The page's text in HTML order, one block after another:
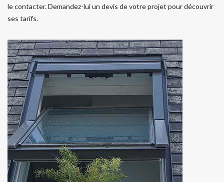
le contacter. Demandez-lui un devis de votre projet pour découvrir
ses tarifs.